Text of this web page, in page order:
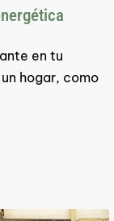
en tu
hogar, como